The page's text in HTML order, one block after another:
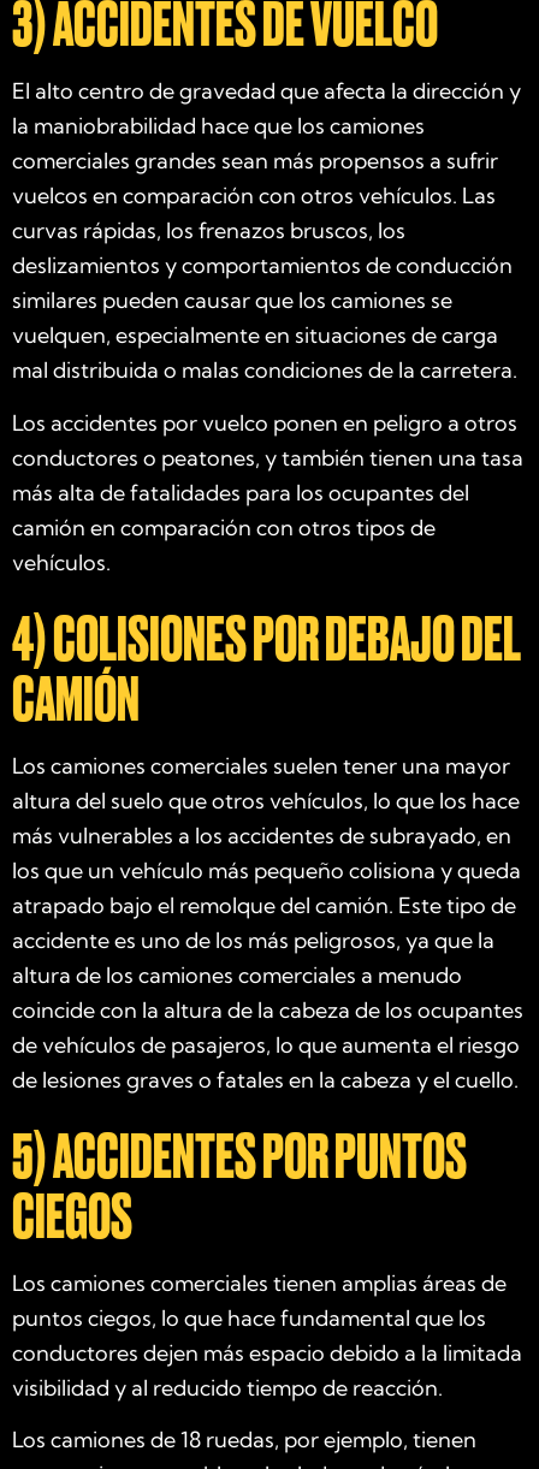
3)ACCIDENTES DE VUELCO
El alto centro de gravedad que afecta la dirección y
la maniobrabilidad hace que los camiones
comerciales grandes sean más propensos a sufrir
vuelcos en comparación con otros vehículos. Las
curvas rápidas, los frenazos bruscos, los
deslizamientos y comportamientos de conducción
similares pueden causar que los camiones se
vuelquen, especialmente en situaciones de carga
mal distribuida o malas condiciones de la carretera.
Los accidentes por vuelco ponen en peligro a otros
conductores o peatones, y también tienen una tasa
más alta de fatalidades para los ocupantes del
camión en comparación con otros tipos de
vehículos.
4)COLISIONES POR DEBAJO DEL
CAMIÓN
Los camiones comerciales suelen tener una mayor
altura del suelo que otros vehículos, lo que los hace
más vulnerables a los accidentes de subrayado, en
los que un vehículo más pequeño colisiona y queda
atrapado bajo el remolque del camión. Este tipo de
accidente es uno de los más peligrosos, ya que la
altura de los camiones comerciales a menudo
coincide con la altura de la cabeza de los ocupantes
de vehículos de pasajeros, lo que aumenta el riesgo
de lesiones graves o fatales en la cabeza y el cuello.
5)ACCIDENTES POR PUNTOS
CIEGOS
Los camiones comerciales tienen amplias áreas de
puntos ciegos, lo que hace fundamental que los
conductores dejen más espacio debido a la limitada
visibilidad y al reducido tiempo de reacción.
Los camiones de 18 ruedas, por ejemplo, tienen